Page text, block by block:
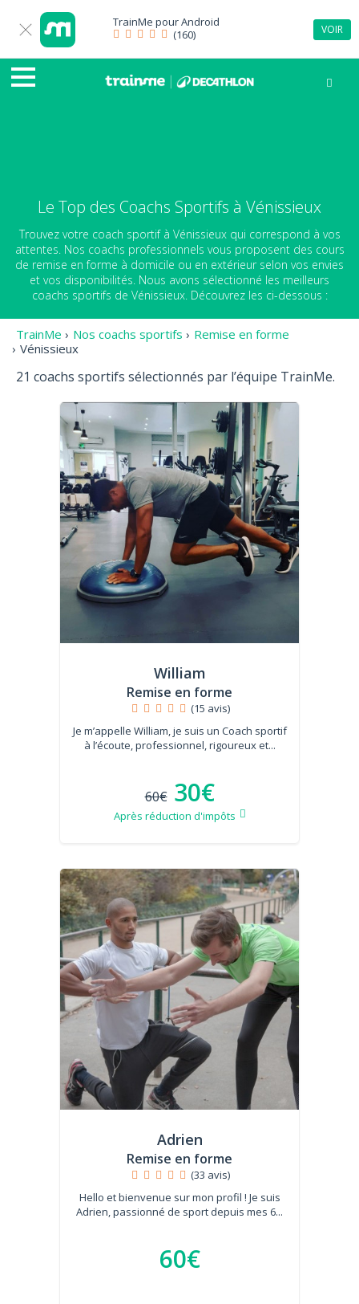
TrainMe pourAndroid
(160)
VOIR
Le Top des Coachs Sportifs à Vénissieux
Trouvez votre coach sportif à Vénissieux qui correspond à vos
attentes. Nos coachs professionnels vous proposent des cours
de remise en forme à domicile ou en extérieur selon vos envies
et vos disponibilités. Nous avons sélectionné les meilleurs
coachs sportifs de Vénissieux. Découvrez les ci-dessous :
TrainMe › Nos coachs sportifs › Remise en forme
› Vénissieux
21 coachs sportifs sélectionnés par l’équipe TrainMe.
William
Remise en forme
(15 avis)
Je m’appelle William, je suis un Coach sportif
à l’écoute, professionnel, rigoureux et...
60€ 30€
Après réduction d'impôts
Adrien
Remise en forme
(33 avis)
Hello et bienvenue sur mon profil ! Je suis
Adrien, passionné de sport depuis mes 6...
60€